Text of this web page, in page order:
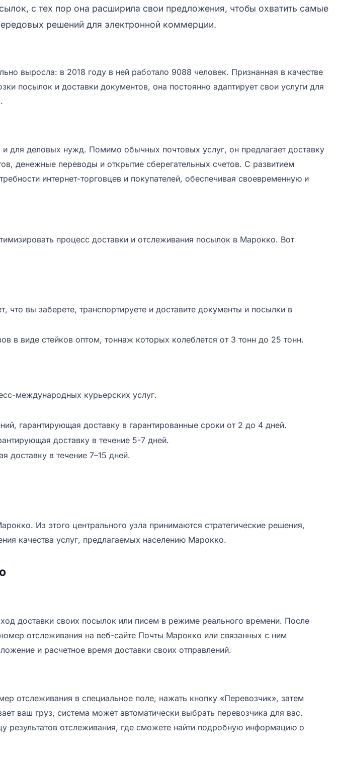
с тех пор она расширила свои предложения, чтобы охватить самые
решений для электронной коммерции.
выросла: в 2018 году в ней работало 9088 человек. Признанная в качестве
посылок и доставки документов, она постоянно адаптирует свои услуги для
для деловых нужд. Помимо обычных почтовых услуг, он предлагает доставку
денежные переводы и открытие сберегательных счетов. С развитием
интернет-торговцев и покупателей, обеспечивая своевременную и
процесс доставки и отслеживания посылок в Марокко. Вот
что вы заберете, транспортируете и доставите документы и посылки в
в виде стейков оптом, тоннаж которых колеблется от 3 тонн до 25 тонн.
международных курьерских услуг.
гарантирующая доставку в гарантированные сроки от 2 до 4 дней.
доставку в течение 5-7 дней.
доставку в течение 7–15 дней.
Из этого центрального узла принимаются стратегические решения,
качества услуг, предлагаемых населению Марокко.
доставки своих посылок или писем в режиме реального времени. После
отслеживания на веб-сайте Почты Марокко или связанных с ним
и расчетное время доставки своих отправлений.
отслеживания в специальное поле, нажать кнопку «Перевозчик», затем
ваш груз, система может автоматически выбрать перевозчика для вас.
результатов отслеживания, где сможете найти подробную информацию о